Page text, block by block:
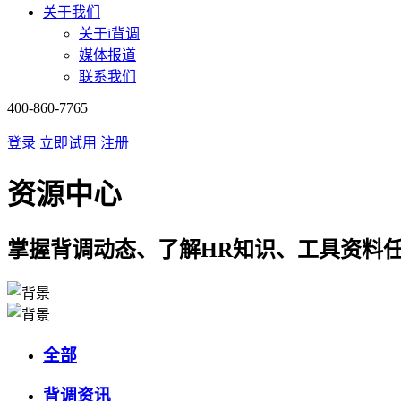
关于我们
关于i背调
媒体报道
联系我们
400-860-7765
登录 立即试用 注册
资源中心
掌握背调动态、了解HR知识、工具资料
全部
背调资讯